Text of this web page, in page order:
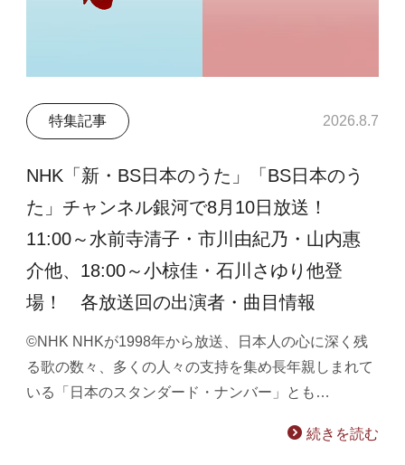
特集記事 2026.8.7
NHK「新・BS日本のうた」「BS日本のう
た」チャンネル銀河で8月10日放送！
11:00～水前寺清子・市川由紀乃・山内惠
介他、18:00～小椋佳・石川さゆり他登
場！ 各放送回の出演者・曲目情報
©NHK NHKが1998年から放送、日本人の心に深く残
る歌の数々、多くの人々の支持を集め長年親しまれて
いる「日本のスタンダード・ナンバー」とも…
続きを読む